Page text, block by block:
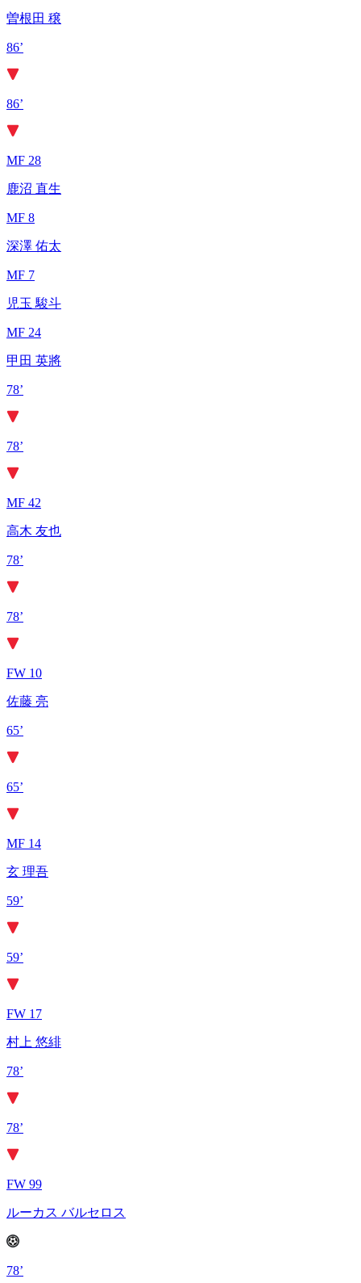
曽根田 穣
86’
86’
MF 28
鹿沼 直生
MF 8
深澤 佑太
MF 7
児玉 駿斗
MF 24
甲田 英將
78’
78’
MF 42
高木 友也
78’
78’
FW 10
佐藤 亮
65’
65’
MF 14
玄 理吾
59’
59’
FW 17
村上 悠緋
78’
78’
FW 99
ルーカス バルセロス
78’